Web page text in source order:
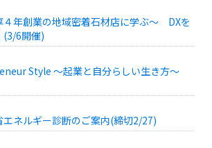
４年創業の地域密着石材店に学ぶ～ DXを
(3/6開催)
Style ～起業と自分らしい生き方～
エネルギー診断のご案内(締切2/27)